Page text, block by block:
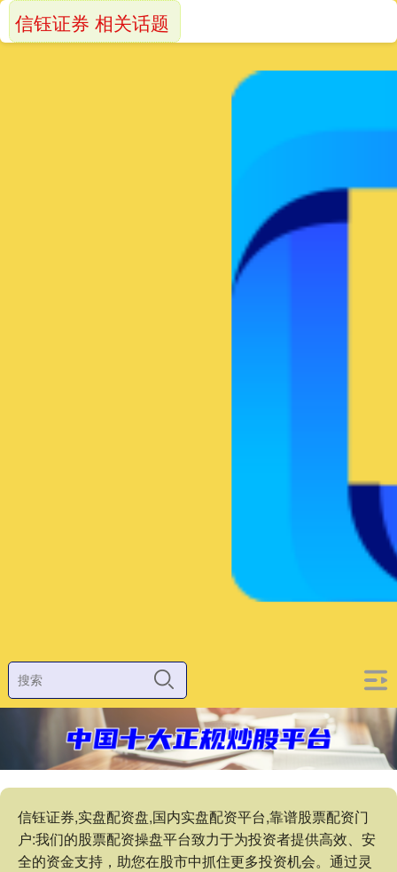
信钰证券,实盘配资盘,国内实盘配资平台,靠谱股票配资门
户:我们的股票配资操盘平台致力于为投资者提供高效、安
全的资金支持，助您在股市中抓住更多投资机会。通过灵
信钰证券 相关话题